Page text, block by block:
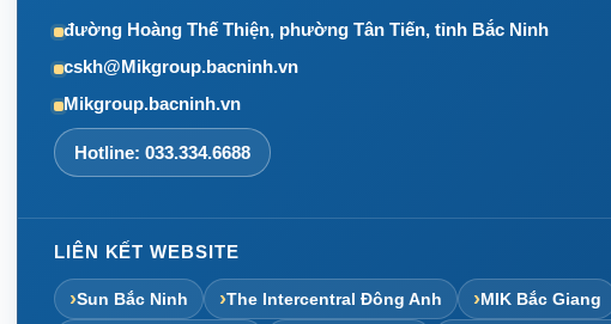
đường Hoàng Thế Thiện, phường Tân Tiến, tỉnh Bắc Ninh
cskh@Mikgroup.bacninh.vn
Mikgroup.bacninh.vn
Hotline: 033.334.6688
LIÊN KẾT WEBSITE
Sun Bắc Ninh The Intercentral Đông Anh MIK Bắc Giang